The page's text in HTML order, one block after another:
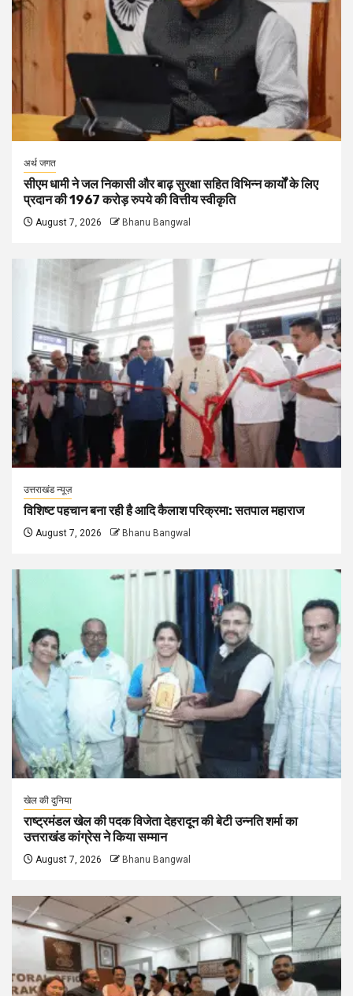
अर्थ जगत
सीएम धामी ने जल निकासी और बाढ़ सुरक्षा सहित विभिन्न कार्यों के लिए
प्रदान की 1967 करोड़ रुपये की वित्तीय स्वीकृति
August 7, 2026 Bhanu Bangwal
उत्तराखंड न्यूज़
विशिष्ट पहचान बना रही है आदि कैलाश परिक्रमा: सतपाल महाराज
August 7, 2026 Bhanu Bangwal
खेल की दुनिया
राष्ट्रमंडल खेल की पदक विजेता देहरादून की बेटी उन्नति शर्मा का
उत्तराखंड कांग्रेस ने किया सम्मान
August 7, 2026 Bhanu Bangwal